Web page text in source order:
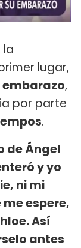
la
lugar,
embarazo,
por parte
.
de Ángel
y yo
ni mi
espere,
Así
antes